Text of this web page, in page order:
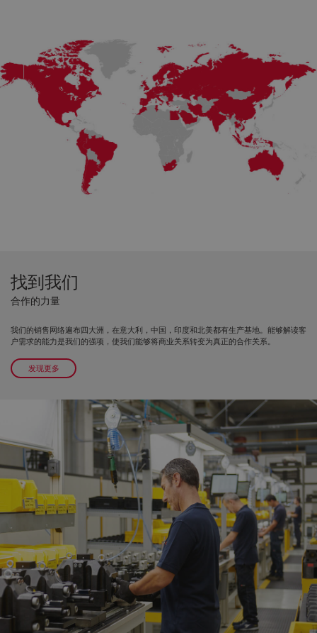
找到我们
合作的力量
我们的销售网络遍布四大洲，在意大利，中国，印度和北美都有生产基地。能够解读客
户需求的能力是我们的强项，使我们能够将商业关系转变为真正的合作关系。
发现更多